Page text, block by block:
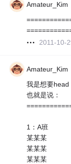
Amateur_Kim
2011-10-
Amateur_Kim
我是想要head
也就是说：
1：A班
某某某
某某某
某某某